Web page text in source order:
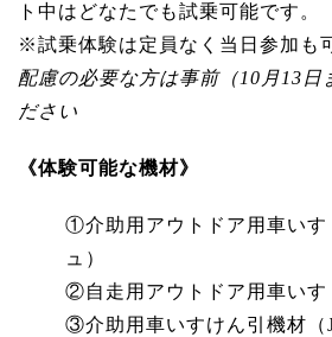
ト中はどなたでも試乗可能です。
※試乗体験は定員なく当日参加も
配慮の必要な方は事前（10月13日
ださい
《体験可能な機材》
①介助用アウトドア用車いす
ュ）
②自走用アウトドア用車いす
③介助用車いすけん引機材（